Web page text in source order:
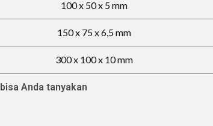
100 x 50 x 5 mm
150 x 75 x 6,5 mm
300 x 100 x 10 mm
Anda tanyakan